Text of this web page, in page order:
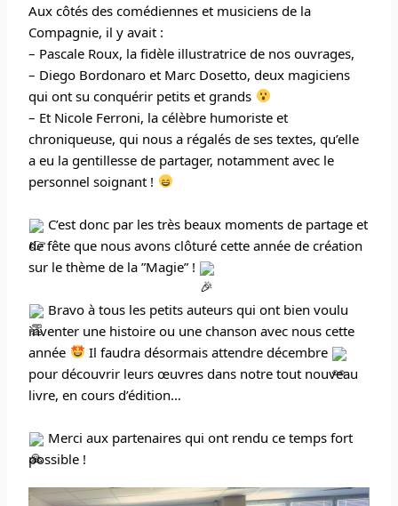
Aux côtés des comédiennes et musiciens de la
Compagnie, il y avait :
– Pascale Roux, la fidèle illustratrice de nos ouvrages,
– Diego Bordonaro et Marc Dosetto, deux magiciens
qui ont su conquérir petits et grands
– Et Nicole Ferroni, la célèbre humoriste et
chroniqueuse, qui nous a régalés de ses textes, qu’elle
a eu la gentillesse de partager, notamment avec le
personnel soignant !
C’est donc par les très beaux moments de partage et
de fête que nous avons clôturé cette année de création
sur le thème de la ”Magie” !
Bravo à tous les petits auteurs qui ont bien voulu
inventer une histoire ou une chanson avec nous cette
année
Il faudra désormais attendre décembre
pour découvrir leurs œuvres dans notre tout nouveau
livre, en cours d’édition…
Merci aux partenaires qui ont rendu ce temps fort
possible !